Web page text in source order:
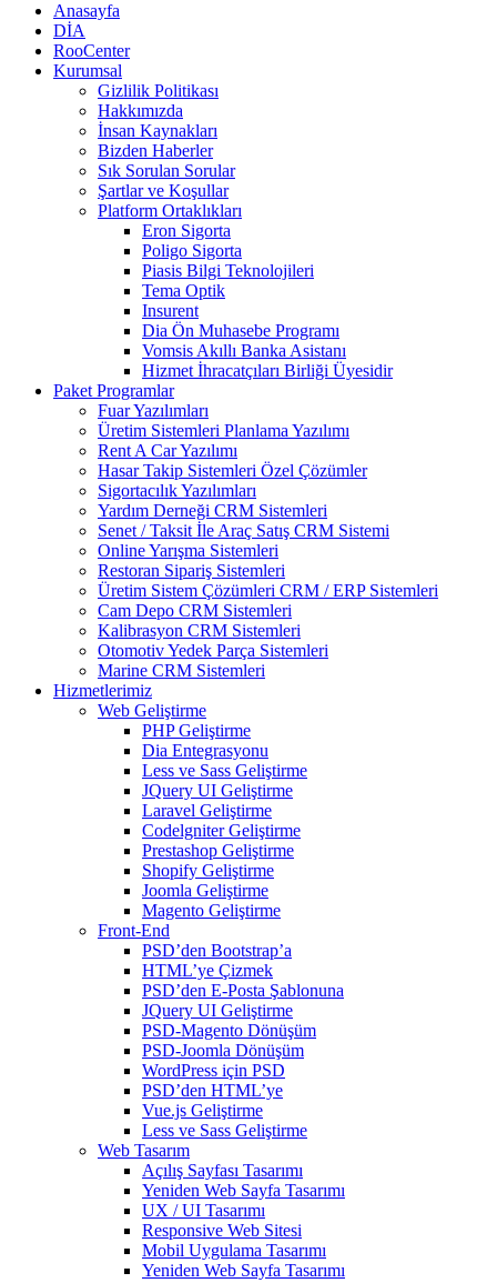
Anasayfa
DİA
RooCenter
Kurumsal
Gizlilik Politikası
Hakkımızda
İnsan Kaynakları
Bizden Haberler
Sık Sorulan Sorular
Şartlar ve Koşullar
Platform Ortaklıkları
Eron Sigorta
Poligo Sigorta
Piasis Bilgi Teknolojileri
Tema Optik
Insurent
Dia Ön Muhasebe Programı
Vomsis Akıllı Banka Asistanı
Hizmet İhracatçıları Birliği Üyesidir
Paket Programlar
Fuar Yazılımları
Üretim Sistemleri Planlama Yazılımı
Rent A Car Yazılımı
Hasar Takip Sistemleri Özel Çözümler
Sigortacılık Yazılımları
Yardım Derneği CRM Sistemleri
Senet / Taksit İle Araç Satış CRM Sistemi
Online Yarışma Sistemleri
Restoran Sipariş Sistemleri
Üretim Sistem Çözümleri CRM / ERP Sistemleri
Cam Depo CRM Sistemleri
Kalibrasyon CRM Sistemleri
Otomotiv Yedek Parça Sistemleri
Marine CRM Sistemleri
Hizmetlerimiz
Web Geliştirme
PHP Geliştirme
Dia Entegrasyonu
Less ve Sass Geliştirme
JQuery UI Geliştirme
Laravel Geliştirme
Codelgniter Geliştirme
Prestashop Geliştirme
Shopify Geliştirme
Joomla Geliştirme
Magento Geliştirme
Front-End
PSD’den Bootstrap’a
HTML’ye Çizmek
PSD’den E-Posta Şablonuna
JQuery UI Geliştirme
PSD-Magento Dönüşüm
PSD-Joomla Dönüşüm
WordPress için PSD
PSD’den HTML’ye
Vue.js Geliştirme
Less ve Sass Geliştirme
Web Tasarım
Açılış Sayfası Tasarımı
Yeniden Web Sayfa Tasarımı
UX / UI Tasarımı
Responsive Web Sitesi
Mobil Uygulama Tasarımı
Yeniden Web Sayfa Tasarımı